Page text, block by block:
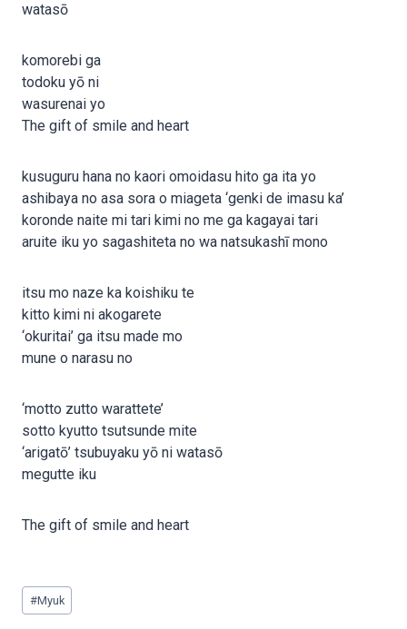
watasō
komorebi ga
todoku yō ni
wasurenai yo
The gift of smile and heart
kusuguru hana no kaori omoidasu hito ga ita yo
ashibaya no asa sora o miageta ‘genki de imasu ka’
koronde naite mi tari kimi no me ga kagayai tari
aruite iku yo sagashiteta no wa natsukashī mono
itsu mo naze ka koishiku te
kitto kimi ni akogarete
‘okuritai’ ga itsu made mo
mune o narasu no
‘motto zutto warattete’
sotto kyutto tsutsunde mite
‘arigatō’ tsubuyaku yō ni watasō
megutte iku
The gift of smile and heart
Post
Tags:
#Myuk